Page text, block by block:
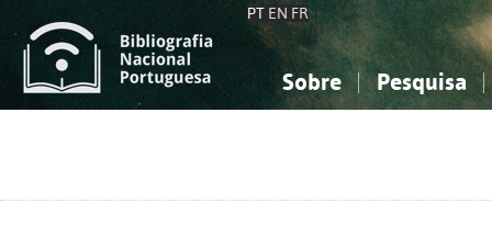
PT EN FR
Sobre Pesquisa